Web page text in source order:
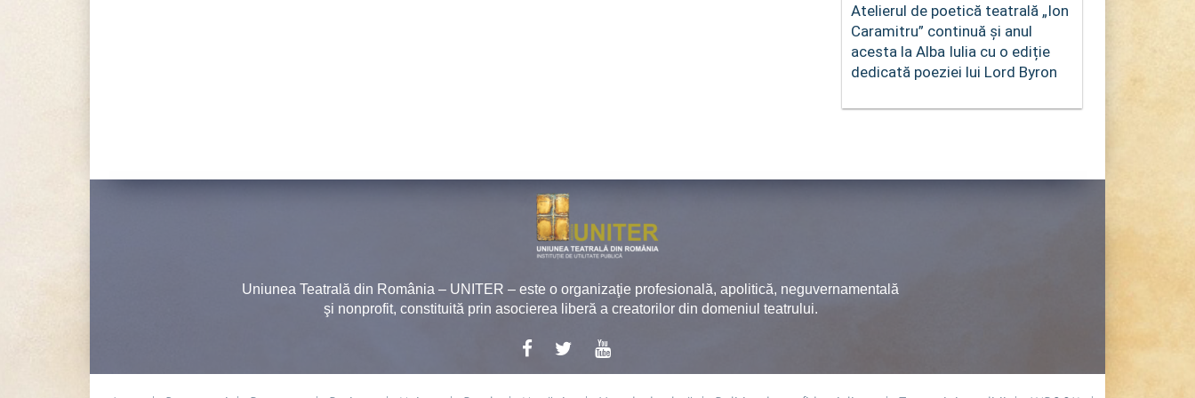
Atelierul de poetică teatrală „Ion
Caramitru” continuă și anul
acesta la Alba Iulia cu o ediție
dedicată poeziei lui Lord Byron
Uniunea Teatrală din România – UNITER – este o organizaţie profesională, apolitică, neguvernamentală
şi nonprofit, constituită prin asocierea liberă a creatorilor din domeniul teatrului.